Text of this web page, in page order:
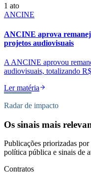
1 ato
ANCINE
ANCINE aprova
projetos audiovisuais
A ANCINE aprovou
audiovisuais, totalizando
Ler matéria
Radar de impacto
Os sinais mais
Publicações priorizadas
política pública e sinais de
Contratos